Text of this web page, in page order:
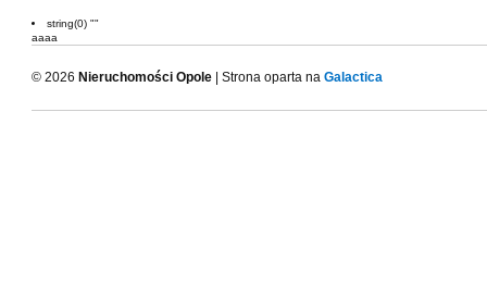
string(0) ""
aaaa
© 2026 Nieruchomości Opole | Strona oparta na Galactica